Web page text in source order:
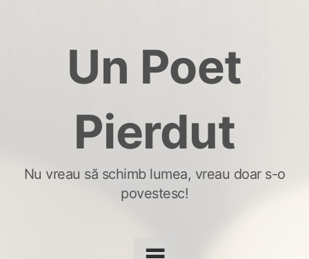
Un Poet
Pierdut
Nu vreau să schimb lumea, vreau doar s-o
povestesc!